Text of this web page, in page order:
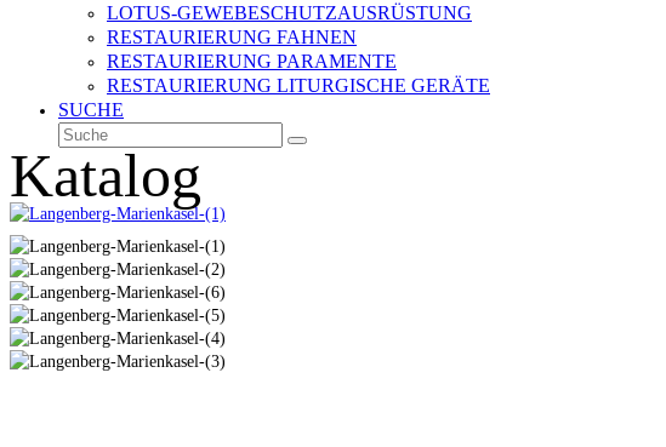
LOTUS-GEWEBESCHUTZAUSRÜSTUNG
RESTAURIERUNG FAHNEN
RESTAURIERUNG PARAMENTE
RESTAURIERUNG LITURGISCHE GERÄTE
SUCHE
Suche
Senden
Katalog